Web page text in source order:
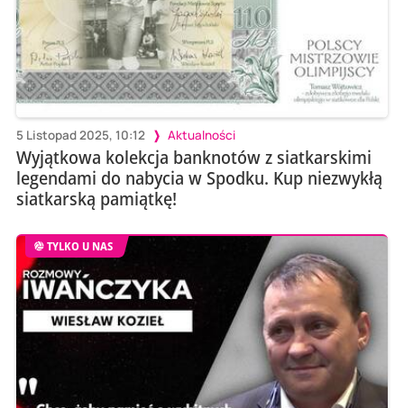
5 Listopad 2025, 10:12 Aktualności
Wyjątkowa kolekcja banknotów z siatkarskimi
legendami do nabycia w Spodku. Kup niezwykłą
siatkarską pamiątkę!
TYLKO U NAS